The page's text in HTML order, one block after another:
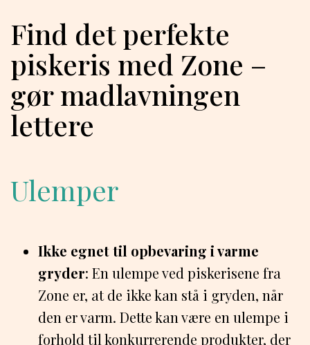
Find det perfekte
piskeris med Zone –
gør madlavningen
lettere
Ulemper
Ikke egnet til opbevaring i varme
gryder: En ulempe ved piskerisene fra
Zone er, at de ikke kan stå i gryden, når
den er varm. Dette kan være en ulempe i
forhold til konkurrerende produkter, der